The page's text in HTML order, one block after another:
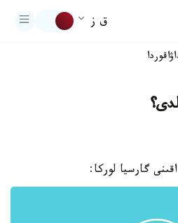
ق ز
اقوردا
گارسيا لوركا: